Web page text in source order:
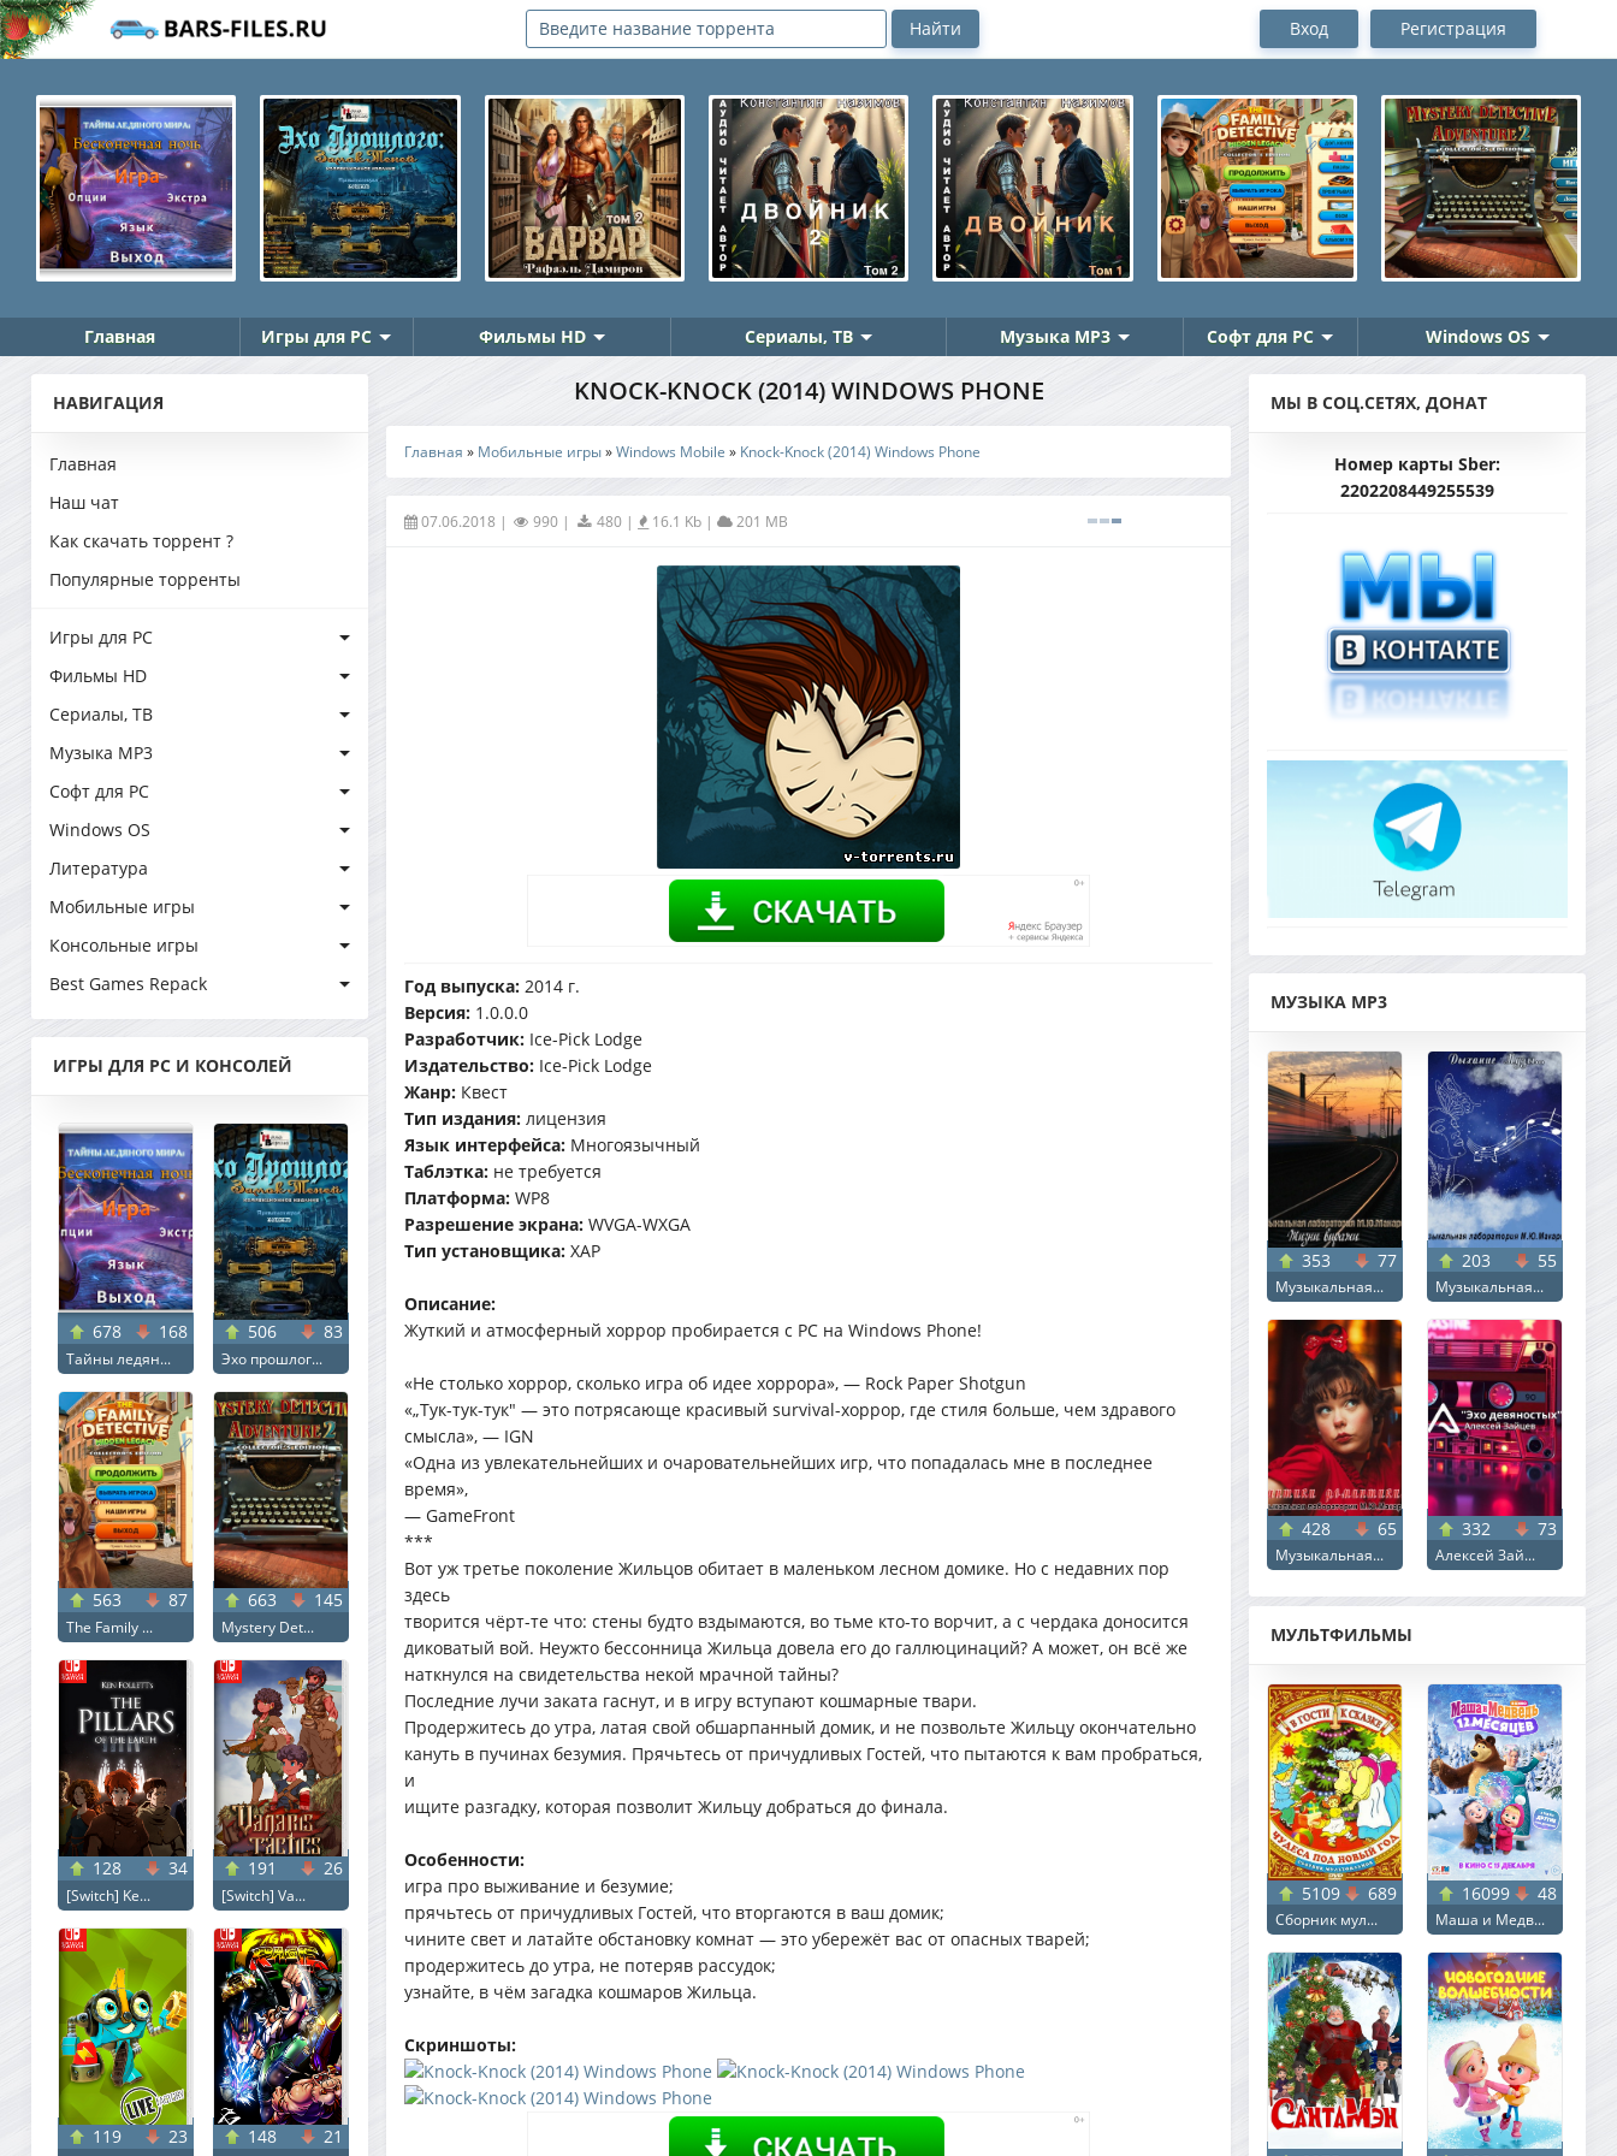
Вход Регистрация
Главная Игры для PC Фильмы HD Сериалы, ТВ Музыка MP3 Софт для PC Windows OS
НАВИГАЦИЯ
Главная
Наш чат
Как скачать торрент ?
Популярные торренты
Игры для PC
Фильмы HD
Сериалы, ТВ
Музыка MP3
Софт для PC
Windows OS
Литература
Мобильные игры
Консольные игры
Best Games Repack
ИГРЫ ДЛЯ PC И КОНСОЛЕЙ
678 168
Тайны ледян...
506 83
Эхо прошлог...
563 87
The Family ...
663 145
Mystery Det...
128 34
[Switch] Ke...
191 26
[Switch] Va...
119 23 148 21
KNOCK-KNOCK (2014) WINDOWS PHONE
Главная » Мобильные игры»Windows Mobile » Knock-Knock (2014) Windows Phone
07.06.2018 | 990 | 480| 16.1 Kb| 201 MB
Год выпуска: 2014 г.
Версия: 1.0.0.0
Разработчик: Ice-Pick Lodge
Издательство: Ice-Pick Lodge
Жанр: Квест
Тип издания: лицензия
Язык интерфейса: Многоязычный
Таблэтка: не требуется
Платформа: WP8
Разрешение экрана: WVGA-WXGA
Тип установщика: ХАР
Описание:
Жуткий и атмосферный хоррор пробирается с РС на Windows Phone!
«Не столько хоррор, сколько игра об идее хоррора», — Rock Paper Shotgun
«„Тук-тук-тук" — это потрясающе красивый survival-хоррор, где стиля больше, чем здравого
смысла», — IGN
«Одна из увлекательнейших и очаровательнейших игр, что попадалась мне в последнее
время»,
— GameFront
***
Вот уж третье поколение Жильцов обитает в маленьком лесном домике. Но с недавних пор
здесь
творится чёрт-те что: стены будто вздымаются, во тьме кто-то ворчит, а с чердака доносится
диковатый вой. Неужто бессонница Жильца довела его до галлюцинаций? А может, он всё же
наткнулся на свидетельства некой мрачной тайны?
Последние лучи заката гаснут, и в игру вступают кошмарные твари.
Продержитесь до утра, латая свой обшарпанный домик, и не позвольте Жильцу окончательно
кануть в пучинах безумия. Прячьтесь от причудливых Гостей, что пытаются к вам пробраться,
и
ищите разгадку, которая позволит Жильцу добраться до финала.
Особенности:
игра про выживание и безумие;
прячьтесь от причудливых Гостей, что вторгаются в ваш домик;
чините свет и латайте обстановку комнат — это убережёт вас от опасных тварей;
продержитесь до утра, не потеряв рассудок;
узнайте, в чём загадка кошмаров Жильца.
Скриншоты:
МЫ В СОЦ.СЕТЯХ, ДОНАТ
Номер карты Sber:
2202208449255539
МУЗЫКА MP3
353 77
Музыкальная...
203 55
Музыкальная...
428 65
Музыкальная...
332 73
Алексей Зай...
МУЛЬТФИЛЬМЫ
5109 689
Сборник мул...
16099 48
Маша и Медв...